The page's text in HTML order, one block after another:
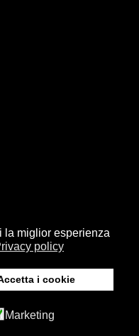
la miglior esperienza
policy
i cookie
Marketing